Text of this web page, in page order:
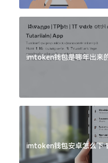
imtoken钱包是哪年出来
imtoken钱包安卓怎么下